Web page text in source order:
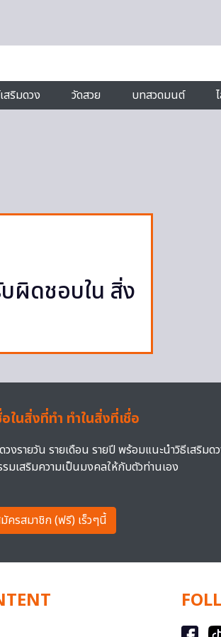
สริมดวง วัดสวย บทสวดมนต์
ผิดชอบใน สิ่ง
ในสิ่งที่ทำ ทำในสิ่งที่เชื่อ
งรายวัน รายเดือน รายปี พร้อมแนะนำวิธีเสริมด
มเสริมความเป็นมงคลให้กับตัวท่านเอง
ครสมาชิก (ฟรี) เร็วๆนี้